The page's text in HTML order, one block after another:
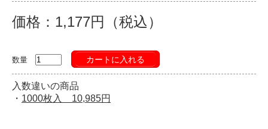
価格：1,177円（税込）
数量 カートに入れる
入数違いの商品
・ 1000枚入 10,985円